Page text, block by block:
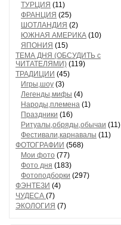
ТУРЦИЯ (11)
ФРАНЦИЯ (25)
ШОТЛАНДИЯ (2)
ЮЖНАЯ АМЕРИКА (10)
ЯПОНИЯ (15)
ТЕМА ДНЯ (ОБСУДИТЬ с
ЧИТАТЕЛЯМИ) (119)
ТРАДИЦИИ (45)
Игры,шоу (3)
Легенды,мифы (4)
Народы,племена (1)
Праздники (16)
Ритуалы,обряды,обычаи (11)
Фестивали,карнавалы (11)
ФОТОГРАФИИ (568)
Мои фото (77)
Фото дня (183)
Фотоподборки (297)
ФЭНТЕЗИ (4)
ЧУДЕСА (7)
ЭКОЛОГИЯ (7)